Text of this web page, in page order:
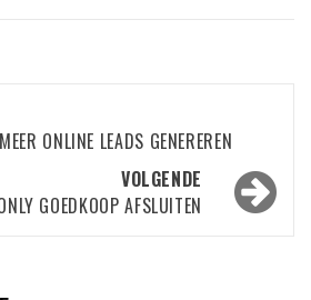
ONLINE LEADS GENEREREN
VOLGENDE
GOEDKOOP AFSLUITEN